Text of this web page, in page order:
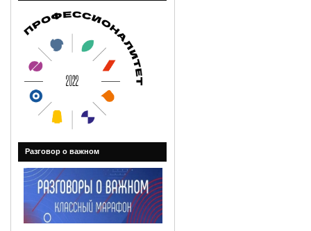
Разговор о важном